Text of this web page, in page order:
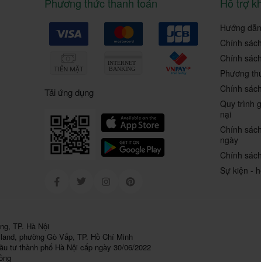
Tải ứng dụng
FacebookTwitter Instagram
Hướng
Chính
Chính
Phương
Chính
Quy trình
nại
Chính
ngày
Chính
Sự kiện -
TP. Hà Nội
phường Gò Vấp, TP. Hồ Chí Minh
tư thành phố Hà Nội cấp ngày 30/06/2022